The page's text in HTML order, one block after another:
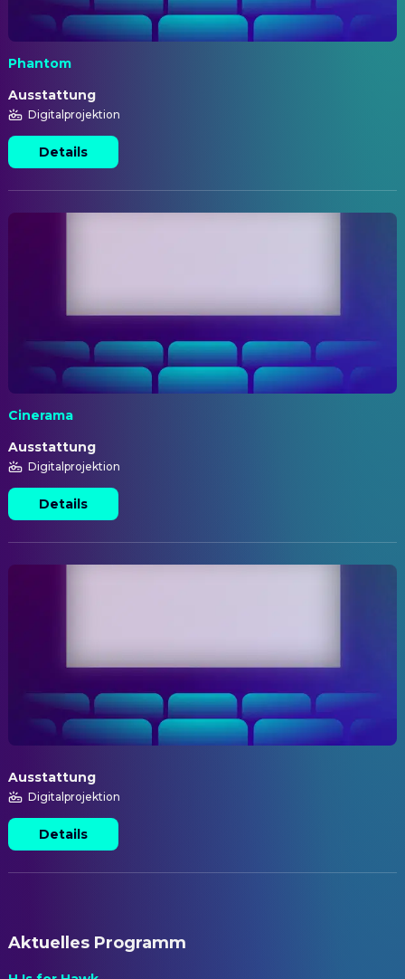
Phantom
Ausstattung
Digitalprojektion
Details
Cinerama
Ausstattung
Digitalprojektion
Details
Ausstattung
Digitalprojektion
Details
Aktuelles Programm